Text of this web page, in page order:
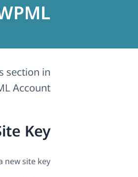
section in
Account.
Key
new site key: